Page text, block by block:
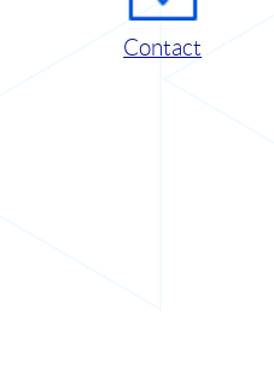
Contact